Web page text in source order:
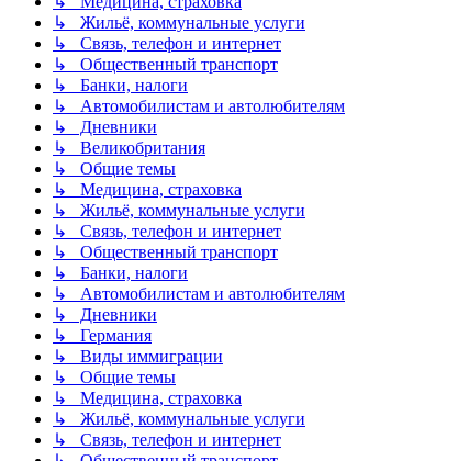
↳ Жильё, коммунальные услуги
↳ Связь, телефон и интернет
↳ Общественный транспорт
↳ Банки, налоги
↳ Автомобилистам и автолюбителям
↳ Дневники
↳ Великобритания
↳ Общие темы
↳ Медицина, страховка
↳ Жильё, коммунальные услуги
↳ Связь, телефон и интернет
↳ Общественный транспорт
↳ Банки, налоги
↳ Автомобилистам и автолюбителям
↳ Дневники
↳ Германия
↳ Виды иммиграции
↳ Общие темы
↳ Медицина, страховка
↳ Жильё, коммунальные услуги
↳ Связь, телефон и интернет